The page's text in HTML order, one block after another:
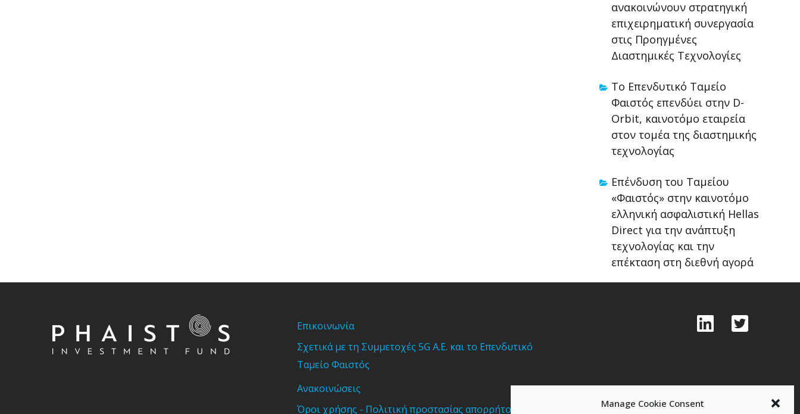
Manage Cookie Consent
ανακοινώνουν στρατηγική
επιχειρηματική συνεργασία
στις Προηγμένες
Διαστημικές Τεχνολογίες
Το Επενδυτικό Ταμείο
Φαιστός επενδύει στην D-
Orbit, καινοτόμο εταιρεία
στον τομέα της διαστημικής
τεχνολογίας
Επένδυση του Ταμείου
«Φαιστός» στην καινοτόμο
ελληνική ασφαλιστική Hellas
Direct για την ανάπτυξη
τεχνολογίας και την
επέκταση στη διεθνή αγορά
Επικοινωνία
Σχετικά με τη Συμμετοχές 5G Α.Ε. και το Επενδυτικό
Ταμείο Φαιστός
Ανακοινώσεις
Όροι χρήσης - Πολιτική προστασίας απορρήτου